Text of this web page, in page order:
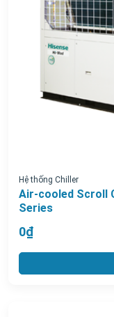
Hệ thống Chiller
Air-cooled Scroll
Series
0₫